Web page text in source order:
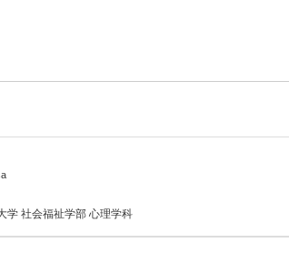
学 社会福祉学部 心理学科